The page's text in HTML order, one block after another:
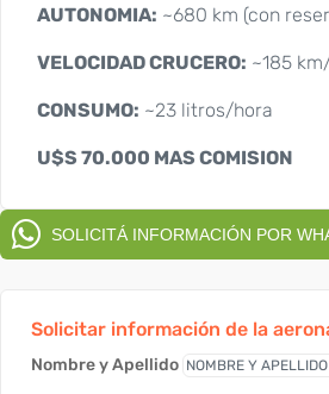
AUTONOMIA: ~680 km (con
VELOCIDAD CRUCERO: ~185
CONSUMO: ~23 litros/hora
U$S 70.000 MAS COMISION
SOLICITÁ INFORMACIÓN POR
Solicitar información de la
Nombre y Apellido